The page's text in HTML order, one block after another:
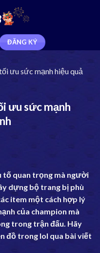
ĐĂNG KÝ
ưu sức mạnh hiệu quả
ưu sức mạnh
tố quan trọng mà người
dựng bộ trang bị phù
item một cách hợp lý
của champion mà
trong trận đấu. Hãy
đồ trong lol qua bài viết